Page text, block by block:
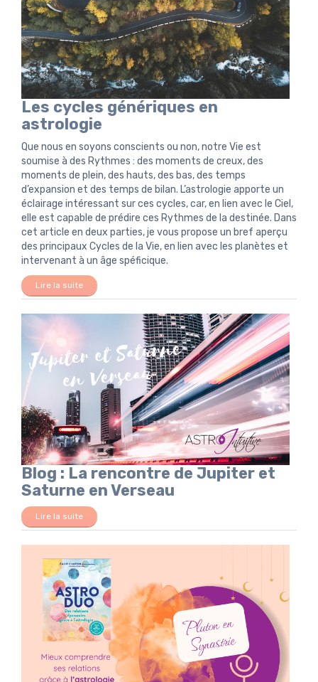
Les cycles génériques en
astrologie
Que nous en soyons conscients ou non, notre Vie est
soumise à des Rythmes : des moments de creux, des
moments de plein, des hauts, des bas, des temps
d’expansion et des temps de bilan. L’astrologie apporte un
éclairage intéressant sur ces cycles, car, en lien avec le Ciel,
elle est capable de prédire ces Rythmes de la destinée. Dans
cet article en deux parties, je vous propose un bref aperçu
des principaux Cycles de la Vie, en lien avec les planètes et
intervenant à un âge spéficique.
Lire la suite
Blog : La rencontre de Jupiter et
Saturne en Verseau
Lire la suite